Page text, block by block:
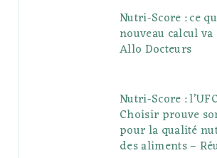
Nutri-Score : ce
nouveau calcul
Allo Docteurs
Nutri-Score :
Choisir prouve
pour la qualité
des aliments –